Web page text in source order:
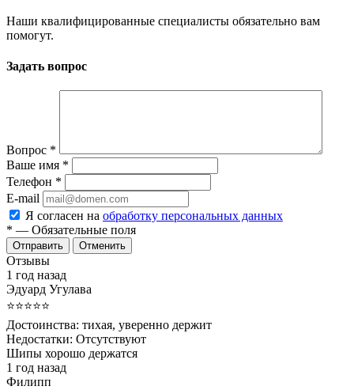
Наши квалифицированные специалисты обязательно вам
помогут.
Задать вопрос
Вопрос *
Ваше имя *
Телефон *
E-mail
Я согласен на обработку персональных данных
* — Обязательные поля
Отменить
Отзывы
1 год назад
Эдуард Угулава
⭐⭐⭐⭐⭐
Достоинства: тихая, уверенно держит
Недостатки: Отсутствуют
Шипы хорошо держатся
1 год назад
Филипп